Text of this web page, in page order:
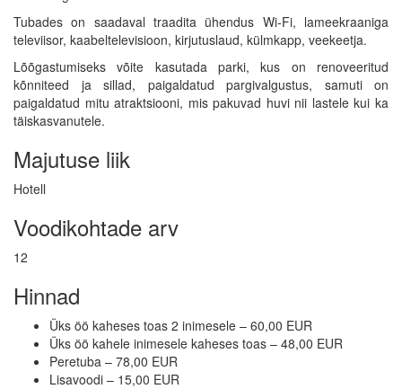
Tubades on saadaval traadita ühendus Wi-Fi, lameekraaniga
televiisor, kaabeltelevisioon, kirjutuslaud, külmkapp, veekeetja.
Lõõgastumiseks võite kasutada parki, kus on renoveeritud
kõnniteed ja sillad, paigaldatud pargivalgustus, samuti on
paigaldatud mitu atraktsiooni, mis pakuvad huvi nii lastele kui ka
täiskasvanutele.
Majutuse liik
Hotell
Voodikohtade arv
12
Hinnad
Üks öö kaheses toas 2 inimesele – 60,00 EUR
Üks öö kahele inimesele kaheses toas – 48,00 EUR
Peretuba – 78,00 EUR
Lisavoodi – 15,00 EUR